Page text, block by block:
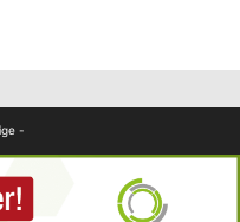
-